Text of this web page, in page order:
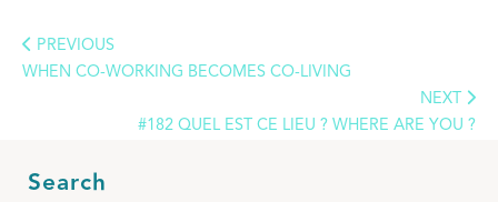
PREVIOUS
WHEN CO-WORKING BECOMES CO-LIVING
NEXT
#182 QUEL EST CE LIEU ? WHERE ARE YOU ?
Search